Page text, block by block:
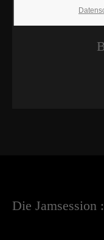
Die Jamsession :